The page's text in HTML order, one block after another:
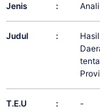
Jenis :
Judul :
T.E.U : -